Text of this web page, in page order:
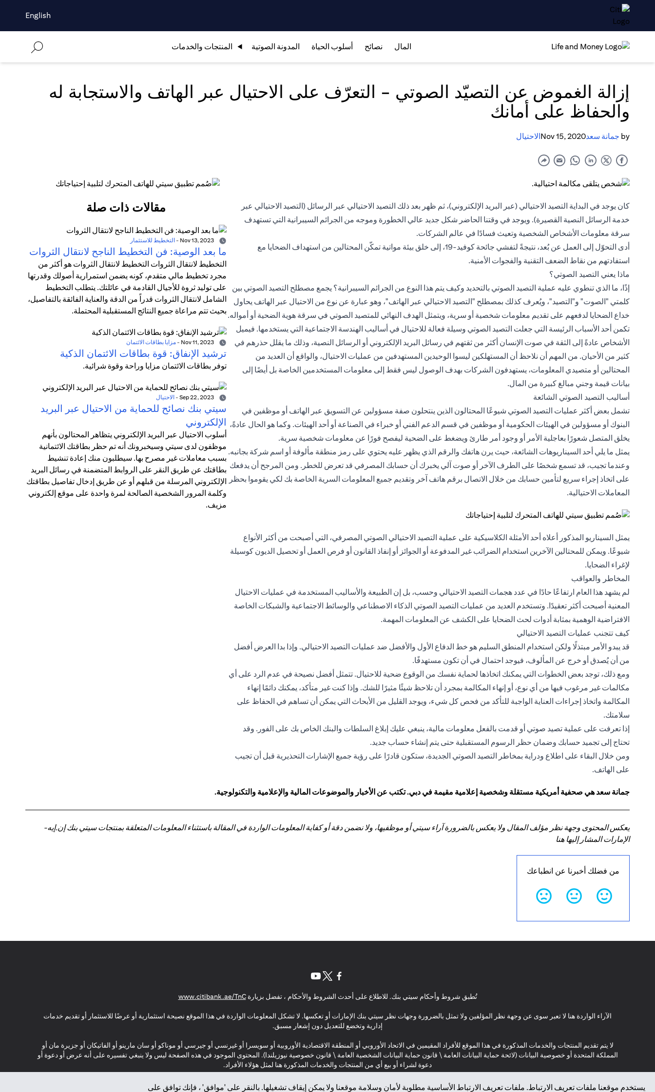
English
المال نصائح أسلوب الحياة المدونة الصوتية المنتجات والخدمات
إزالة الغموض عن التصيّد الصوتي - التعرّف على الاحتيال عبر الهاتف والاستجابة له
والحفاظ على أمانك
by جمانة سعدNov 15, 2020الاحتيال
كان يوجد في البداية التصيد الاحتيالي (عبر البريد الإلكتروني)، ثم ظهر بعد ذلك التصيد الاحتيالي عبر الرسائل (التصيد الاحتيالي عبر
خدمة الرسائل النصية القصيرة). ويوجد في وقتنا الحاضر شكل جديد عالي الخطورة وموجه من الجرائم السيبرانية التي تستهدف
سرقة معلومات الأشخاص الشخصية وتعيث فسادًا في عالم الشركات.
أدى التحوّل إلى العمل عن بُعد، نتيجةً لتفشي جائحة كوفيد-19، إلى خلق بيئة مواتية تمكّن المحتالين من استهداف الضحايا مع
استفادتهم من نقاط الضعف التقنية والفجوات الأمنية.
ماذا يعني التصيد الصوتي؟
إذًا، ما الذي تنطوي عليه عملية التصيد الصوتي بالتحديد وكيف يتم هذا النوع من الجرائم السيبرانية؟ يجمع مصطلح التصيد الصوتي بين
كلمتي "الصوت" و"التصيد"، ويُعرف كذلك بمصطلح "التصيد الاحتيالي عبر الهاتف"، وهو عبارة عن نوع من الاحتيال عبر الهاتف يحاول
خداع الضحايا لدفعهم على تقديم معلومات شخصية أو سرية، ويتمثل الهدف النهائي للمتصيد الصوتي في سرقة هوية الضحية أو أمواله.
تكمن أحد الأسباب الرئيسة التي جعلت التصيد الصوتي وسيلة فعالة للاحتيال في أساليب الهندسة الاجتماعية التي يستخدمها. فيميل
الأشخاص عادةً إلى الثقة في صوت الإنسان أكثر من ثقتهم في رسائل البريد الإلكتروني أو الرسائل النصية، وذلك ما يقلل حذرهم في
كثير من الأحيان. من المهم أن نلاحظ أن المستهلكين ليسوا الوحيدين المستهدفين من عمليات الاحتيال، والواقع أن العديد من
المحتالين أو متصيدي المعلومات، يستهدفون الشركات بهدف الوصول ليس فقط إلى معلومات المستخدمين الخاصة بل أيضًا إلى
بيانات قيمة وجني مبالغ كبيرة من المال.
أساليب التصيد الصوتي الشائعة
تشمل بعض أكثر عمليات التصيد الصوتي شيوعًا المحتالون الذين ينتحلون صفة مسؤولين عن التسويق عبر الهاتف أو موظفين في
البنوك أو مسؤولين في الهيئات الحكومية أو موظفين في قسم الدعم الفني أو خبراء في الصناعة أو أحد الهيئات. وكما هو الحال عادةً،
يخلق المتصل شعورًا بعاجلية الأمر أو وجود أمر طارئ ويضغط على الضحية ليفصح فورًا عن معلومات شخصية سرية.
يمثل ما يلي أحد السيناريوهات الشائعة، حيث يرن هاتفك والرقم الذي يظهر عليه يحتوي على رمز منطقة مألوفة أو اسم شركة بجانبه.
وعندما تجيب، قد تسمع شخصًا على الطرف الآخر أو صوت آلي يخبرك أن حسابك المصرفي قد تعرض للخطر. ومن المرجح أن يدفعك
على اتخاذ إجراء سريع لتأمين حسابك من خلال الاتصال برقم هاتف آخر وتقديم جميع المعلومات السرية الخاصة بك لكي يقوموا بحظر
المعاملات الاحتيالية.
يمثل السيناريو المذكور أعلاه أحد الأمثلة الكلاسيكية على عملية التصيد الاحتيالي الصوتي المصرفي، التي أصبحت من أكثر الأنواع
شيوعًا. ويمكن للمحتالين الآخرين استخدام الضرائب غير المدفوعة أو الجوائز أو إنفاذ القانون أو فرص العمل أو تحصيل الديون كوسيلة
لإغراء الضحايا.
المخاطر والعواقب
لم يشهد هذا العام ارتفاعًا حادًا في عدد هجمات التصيد الاحتيالي وحسب، بل إن الطبيعة والأساليب المستخدمة في عمليات الاحتيال
المعنية أصبحت أكثر تعقيدًا. وتستخدم العديد من عمليات التصيد الصوتي الذكاء الاصطناعي والوسائط الاجتماعية والشبكات الخاصة
الافتراضية الوهمية بمثابة أدوات لحث الضحايا على الكشف عن المعلومات المهمة.
كيف تتجنب عمليات التصيد الاحتيالي
قد يبدو الأمر مبتذلًا ولكن استخدام المنطق السليم هو خط الدفاع الأول والأفضل ضد عمليات التصيد الاحتيالي. وإذا بدا العرض أفضل
من أن يُصدق أو خرج عن المألوف، فيوجد احتمال في أن تكون مستهدفًا.
ومع ذلك، توجد بعض الخطوات التي يمكنك اتخاذها لحماية نفسك من الوقوع ضحية للاحتيال. تتمثل أفضل نصيحة في عدم الرد على أي
مكالمات غير مرغوب فيها من أي نوع، أو إنهاء المكالمة بمجرد أن تلاحظ شيئًا مثيرًا للشك. وإذا كنت غير متأكد، يمكنك دائمًا إنهاء
المكالمة واتخاذ إجراءات العناية الواجبة للتأكد من فحص كل شيء، ويوجد القليل من الأبحاث التي يمكن أن تساهم في الحفاظ على
سلامتك.
إذا تعرفت على عملية تصيد صوتي أو قدمت بالفعل معلومات مالية، ينبغي عليك إبلاغ السلطات والبنك الخاص بك على الفور. وقد
تحتاج إلى تجميد حسابك وضمان حظر الرسوم المستقبلية حتى يتم إنشاء حساب جديد.
ومن خلال البقاء على اطلاع ودراية بمخاطر التصيد الصوتي الجديدة، ستكون قادرًا على رؤية جميع الإشارات التحذيرية قبل أن تجيب
على الهاتف.
مقالات ذات صلة
- التخطيط للاستثمار
ما بعد الوصية: فن التخطيط الناجح لانتقال الثروات
التخطيط لانتقال الثروات التخطيط لانتقال الثروات هو أكثر من
مجرد تخطيط مالي متقدم، كونه يضمن استمرارية أصولك وقدرتها
على توليد ثروة للأجيال القادمة في عائلتك. يتطلب التخطيط
الشامل لانتقال الثروات قدراً من الدقة والعناية الفائقة بالتفاصيل،
بحيث تتم مراعاة جميع النتائج المستقبلية المحتملة.
- مزايا بطاقات الائتمان
ترشيد الإنفاق: قوة بطاقات الائتمان الذكية
توفر بطاقات الائتمان مزايا وراحة وقوة شرائية.
- الاحتيال
سيتي بنك نصائح للحماية من الاحتيال عبر البريد
الإلكتروني
أسلوب الاحتيال عبر البريد الإلكتروني يتظاهر المحتالون بأنهم
موظفون لدى سيتي وسيخبرونك أنه تم حظر بطاقتك الائتمانية
بسبب معاملات غير مصرح بها. سيطلبون منك إعادة تنشيط
بطاقتك عن طريق النقر على الروابط المتضمنة في رسائل البريد
الإلكتروني المرسلة من قبلهم أو عن طريق إدخال تفاصيل بطاقتك
وكلمة المرور الشخصية الصالحة لمرة واحدة على موقع إلكتروني
مزيف.
جمانة سعد هي صحفية أمريكية مستقلة وشخصية إعلامية مقيمة في دبي. تكتب عن الأخبار والموضوعات المالية والإعلامية والتكنولوجية.
يعكس المحتوى وجهة نظر مؤلف المقال ولا يعكس بالضرورة آراء سيتي أو موظفيها، ولا نضمن دقة أو كفاية المعلومات الواردة في المقالة باستثناء المعلومات المتعلقة بمنتجات سيتي بنك إن.إيه-
الإمارات المشار إليها هنا
من فضلك أخبرنا عن انطباعك
يستخدم موقعنا ملفات تعريف الارتباط. ملفات تعريف الارتباط الأساسية مطلوبة لأمان وسلامة موقعنا ولا يمكن إيقاف تشغيلها. بالنقر على 'موافق' ، فإنك توافق على
تُطبق شروط وأحكام سيتي بنك. للاطلاع على أحدث الشروط والأحكام ، تفضل بزيارةwww.citibank.ae/TnC
(opens in a new tab)
الآراء الواردة هنا لا تعبر سوى عن وجهة نظر المؤلفين ولا تمثل بالضرورة وجهات نظر سيتي بنك الإمارات أو تعكسها. لا تشكل المعلومات الواردة في هذا الموقع نصيحة استثمارية أو عرضًا للاستثمار أو تقديم خدمات
إدارية وتخضع للتعديل دون إشعار مسبق.
لا يتم تقديم المنتجات والخدمات المذكورة في هذا الموقع للأفراد المقيمين في الاتحاد الأوروبي أو المنطقة الاقتصادية الأوروبية أو سويسرا أو غيرنسي أو جيرسي أو موناكو أو سان مارينو أو الفاتيكان أو جزيرة مان أو
المملكة المتحدة أو خصوصية البيانات (لائحة حماية البيانات العامة \ قانون حماية البيانات الشخصية العامة \ قانون خصوصية نيوزيلندا). المحتوى الموجود في هذه الصفحة ليس ولا ينبغي تفسيره على أنه عرض أو دعوة أو
دعوة لشراء أو بيع أي من المنتجات والخدمات المذكورة هنا لمثل هؤلاء الأفراد.
*GDPR – اللائحة العامة لحماية البيانات؛ * LGPD – Lei Geral de Proteção de Dados Pessoais ; *NZPA – قانون الخصوصية النيوزيلندي